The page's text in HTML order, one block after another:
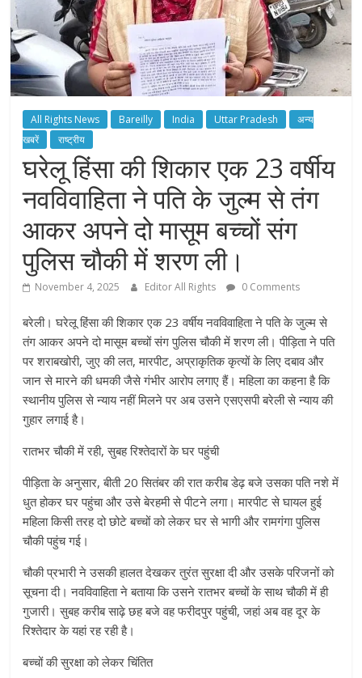
All Rights News Bareilly India Uttar Pradesh
अन्य
खबरें
राष्ट्रीय
घरेलू हिंसा की शिकार एक 23 वर्षीय
नवविवाहिता ने पति के जुल्म से तंग
आकर अपने दो मासूम बच्चों संग
पुलिस चौकी में शरण ली।
November 4, 2025 Editor All Rights 0 Comments
बरेली। घरेलू हिंसा की शिकार एक 23 वर्षीय नवविवाहिता ने पति के जुल्म से
तंग आकर अपने दो मासूम बच्चों संग पुलिस चौकी में शरण ली। पीड़िता ने पति
पर शराबखोरी, जुए की लत, मारपीट, अप्राकृतिक कृत्यों के लिए दबाव और
जान से मारने की धमकी जैसे गंभीर आरोप लगाए हैं। महिला का कहना है कि
स्थानीय पुलिस से न्याय नहीं मिलने पर अब उसने एसएसपी बरेली से न्याय की
गुहार लगाई है।
रातभर चौकी में रही, सुबह रिश्तेदारों के घर पहुंची
पीड़िता के अनुसार, बीती 20 सितंबर की रात करीब डेढ़ बजे उसका पति नशे में
धुत होकर घर पहुंचा और उसे बेरहमी से पीटने लगा। मारपीट से घायल हुई
महिला किसी तरह दो छोटे बच्चों को लेकर घर से भागी और रामगंगा पुलिस
चौकी पहुंच गई।
चौकी प्रभारी ने उसकी हालत देखकर तुरंत सुरक्षा दी और उसके परिजनों को
सूचना दी। नवविवाहिता ने बताया कि उसने रातभर बच्चों के साथ चौकी में ही
गुजारी। सुबह करीब साढ़े छह बजे वह फरीदपुर पहुंची, जहां अब वह दूर के
रिश्तेदार के यहां रह रही है।
बच्चों की सुरक्षा को लेकर चिंतित